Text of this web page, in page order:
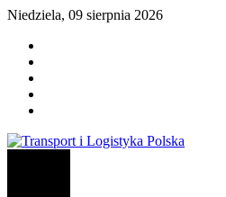
Niedziela, 09 sierpnia 2026